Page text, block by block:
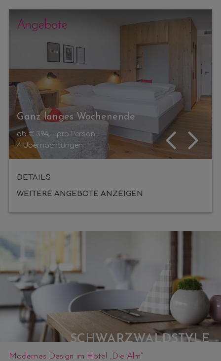
Angebote
Ganz langes Wochenende
ab€ 394,-- pro Person
4 Übernachtungen
DETAILS
WEITERE ANGEBOTE ANZEIGEN
SCHWARZWALDSTYLE
Modernes Design im Hotel „Die Alm“